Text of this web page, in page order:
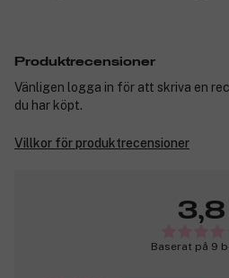
Produktrecensioner
Vänligen logga in för att skriva en
du har köpt.
Villkor för produktrecensioner
3,8
Baserat på 9